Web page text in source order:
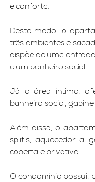
e conforto.
Deste modo, o
três ambientes e
dispõe de uma
e um banheiro social.
Já a área íntima,
banheiro social,
Além disso, o
split's, aquecedor a
coberta e privativa.
O condomínio possui: